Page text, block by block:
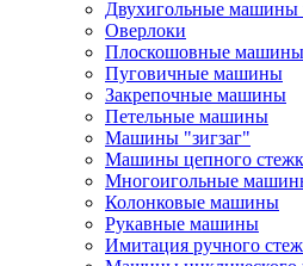
Двухигольные машины
Оверлоки
Плоскошовные машины
Пуговичные машины
Закрепочные машины
Петельные машины
Машины "зигзаг"
Машины цепного
Многоигольные
Колонковые машины
Рукавные машины
Имитация ручного